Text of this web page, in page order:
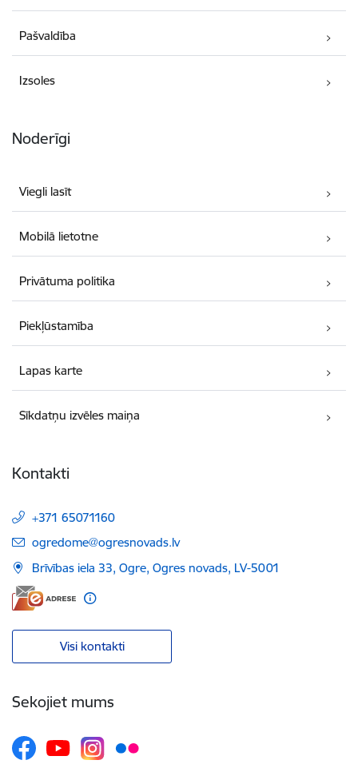
Pašvaldība
Izsoles
Noderīgi
Viegli lasīt
Mobilā lietotne
Privātuma politika
Piekļūstamība
Lapas karte
Sīkdatņu izvēles maiņa
Kontakti
+371 65071160
E-pasts:
ogredome@ogresnovads.lv
Brīvības iela 33, Ogre, Ogres novads, LV-5001
Visi kontakti
Sekojiet mums